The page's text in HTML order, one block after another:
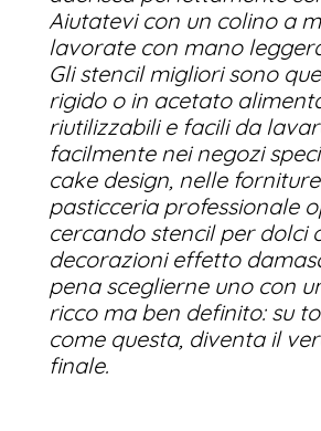
Aiutatevi con un colino a
lavorate con mano
Gli stencil migliori sono
rigido o in acetato
riutilizzabili e facili da
facilmente nei negozi
cake design, nelle
pasticceria professionale
cercando stencil per dolci
decorazioni effetto
pena sceglierne uno con
ricco ma ben definito: su
come questa, diventa il
finale.